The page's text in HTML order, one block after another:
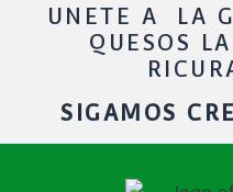
UNETE A LA
QUESOS
SIGAMOS